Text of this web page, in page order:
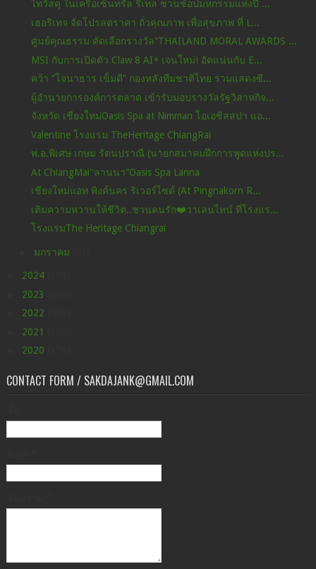
ไทวัสดุ ในเครือเซ็นทรัล รีเทล ชวนช้อปมหกรรมแห่งปี ...
เฮอริเทจ จัดโปรลดราคา ถั่วคุณภาพ เพื่อสุขภาพ ที่ L...
ศูนย์คุณธรรม คัดเลือกรางวัล“THAILAND MORAL AWARDS ...
MSI กับการเปิดตัว Claw 8 AI+ เจนใหม่! อัดแน่นกับ E...
คว้า “โจนาธาร เข็มดี” กองหลังทีมชาติไทย ร่วมแสดงซี...
ผู้อำนวยการองค์การตลาด เข้ารับมอบรางวัลรัฐวิสาหกิจ...
จังหวัด เชียงใหม่Oasis Spa at Nimman โอเอซิสสปา แอ...
Valentine โรงแรม TheHeritage ChiangRai
พ.อ.พิเศษ เกษม รัตนปราณี (นายกสมาคมฝึกการพูดแห่งปร...
At ChiangMai"ลานนา“Oasis Spa Lanna
เชียงใหม่แอท พิงค์นคร ริเวอร์ไซด์ (At Pingnakorn R...
เติมความหวานให้ชีวิต..ชวนคนรัก❤️วาเลนไทน์ ที่โรงแร...
โรงแรมThe Heritage Chiangrai
มกราคม
2024
2023
2022
2021
2020
CONTACT FORM / SAKDAJANK@GMAIL.COM